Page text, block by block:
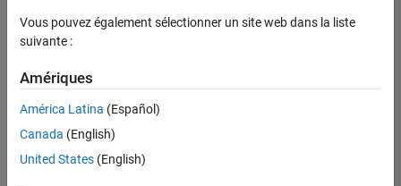
Support avancé
Technologies de l’information
Actuellement,
aucune
offre
d'emploi
Vous pouvez également sélectionner un site web dans la liste
suivante :
Amériques
América Latina (Español)
Canada (English)
United States (English)